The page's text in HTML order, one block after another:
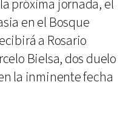
próxima jornada, el
en el Bosque
a Rosario
Bielsa, dos duelo
la inminente fecha